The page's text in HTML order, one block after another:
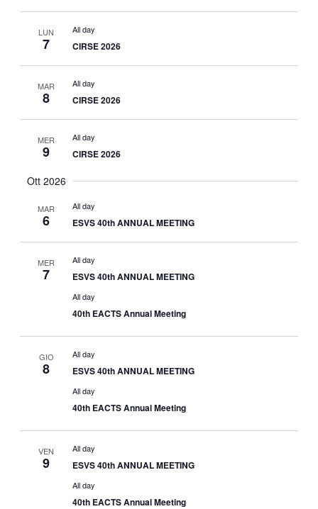
I
T
N
I
Z
G
Z
O
LUN
7
All day
CIRSE 2026
MAR
8
All day
CIRSE 2026
MER
9
All day
CIRSE 2026
Ott 2026
MAR
6
All day
ESVS 40th ANNUAL MEETING
MER
7
All day
ESVS 40th ANNUAL MEETING
All day
40th EACTS Annual Meeting
GIO
8
All day
ESVS 40th ANNUAL MEETING
All day
40th EACTS Annual Meeting
VEN
9
All day
ESVS 40th ANNUAL MEETING
All day
40th EACTS Annual Meeting